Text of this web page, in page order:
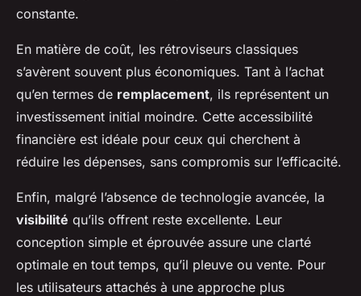
constante.
En matière de coût, les rétroviseurs classiques
s’avèrent souvent plus économiques. Tant à l’achat
qu’en termes de remplacement, ils représentent un
investissement initial moindre. Cette accessibilité
financière est idéale pour ceux qui cherchent à
réduire les dépenses, sans compromis sur l’efficacité.
Enfin, malgré l’absence de technologie avancée, la
visibilité qu’ils offrent reste excellente. Leur
conception simple et éprouvée assure une clarté
optimale en tout temps, qu’il pleuve ou vente. Pour
les utilisateurs attachés à une approche plus